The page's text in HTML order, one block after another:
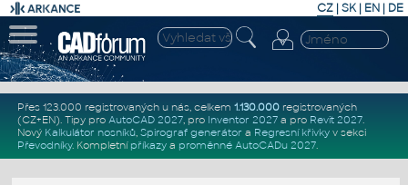
CZ | SK| EN | DE
Přes 123.000 registrovaných u nás, celkem 1.130.000registrovaných
(CZ+EN). Tipy pro AutoCAD 2027, pro Inventor 2027a pro Revit 2027.
Nový Kalkulátor nosníků, Spirograf generátor a Regresní křivkyv sekci
Převodníky. Kompletní příkazya proměnné AutoCADu 2027.